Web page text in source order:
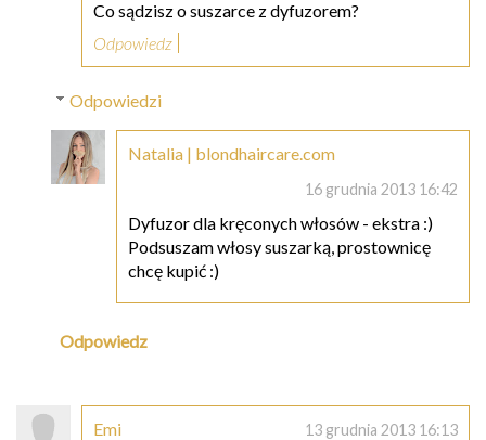
Co sądzisz o suszarce z dyfuzorem?
Odpowiedz
Odpowiedzi
Natalia | blondhaircare.com
16 grudnia 2013 16:42
Dyfuzor dla kręconych włosów - ekstra :)
Podsuszam włosy suszarką, prostownicę
chcę kupić :)
Odpowiedz
Emi 13 grudnia 2013 16:13